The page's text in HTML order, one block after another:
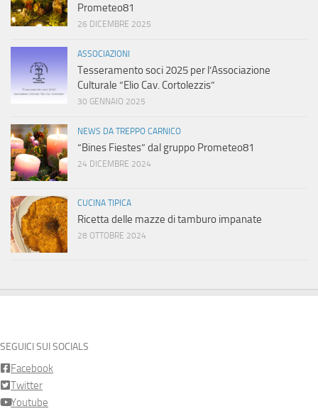
Prometeo81
26 DICEMBRE 2025
ASSOCIAZIONI
Tesseramento soci 2025 per l’Associazione
Culturale “Elio Cav. Cortolezzis”
30 GENNAIO 2025
NEWS DA TREPPO CARNICO
“Bines Fiestes” dal gruppo Prometeo81
24 DICEMBRE 2024
CUCINA TIPICA
Ricetta delle mazze di tamburo impanate
28 OTTOBRE 2024
SEGUICI SUI SOCIALS
Facebook
Twitter
Youtube